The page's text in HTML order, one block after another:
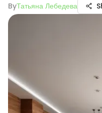
ByТатьяна Лебедева